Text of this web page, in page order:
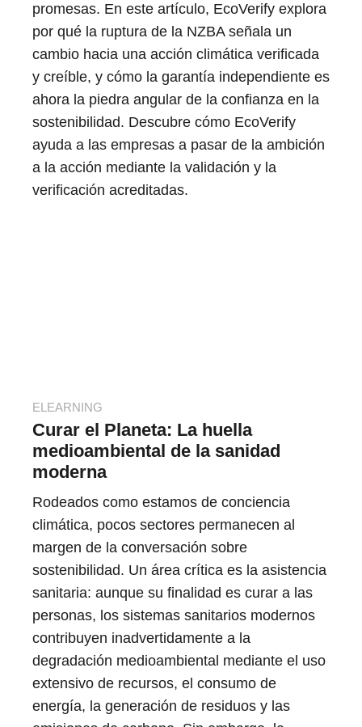
promesas. En este artículo, EcoVerify explora
por qué la ruptura de la NZBA señala un
cambio hacia una acción climática verificada
y creíble, y cómo la garantía independiente es
ahora la piedra angular de la confianza en la
sostenibilidad. Descubre cómo EcoVerify
ayuda a las empresas a pasar de la ambición
a la acción mediante la validación y la
verificación acreditadas.
ELEARNING
Curar el Planeta: La huella
medioambiental de la sanidad
moderna
Rodeados como estamos de conciencia
climática, pocos sectores permanecen al
margen de la conversación sobre
sostenibilidad. Un área crítica es la asistencia
sanitaria: aunque su finalidad es curar a las
personas, los sistemas sanitarios modernos
contribuyen inadvertidamente a la
degradación medioambiental mediante el uso
extensivo de recursos, el consumo de
energía, la generación de residuos y las